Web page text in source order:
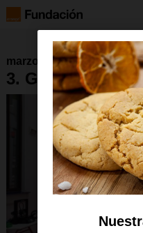
marzo 2022
3. GarageLab